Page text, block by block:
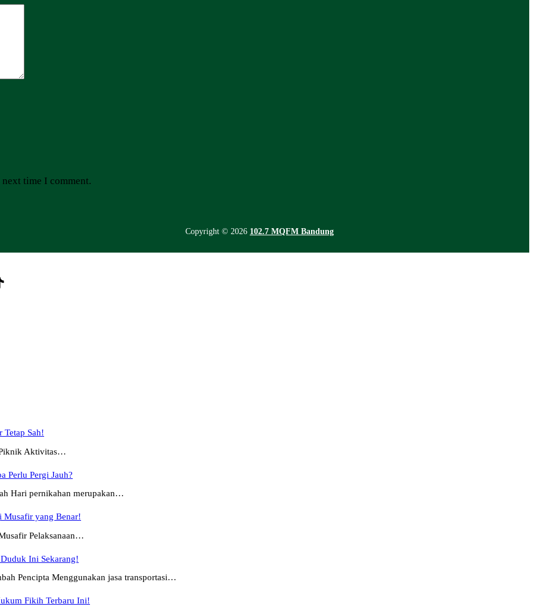
time I comment.
Tetap Sah!
Piknik Aktivitas…
Perlu Pergi Jauh?
Hari pernikahan merupakan…
Musafir yang Benar!
Pelaksanaan…
Ini Sekarang!
Pencipta Menggunakan jasa transportasi…
Fikih Terbaru Ini!
Copyright © 2026 102.7 MQFM Bandung